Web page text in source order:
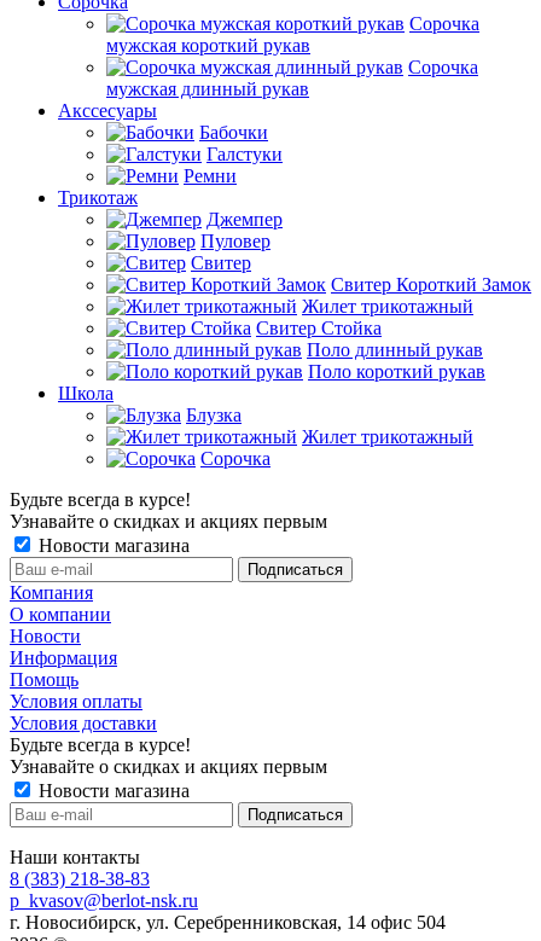
Сорочка
мужская короткий рукав
Сорочка
мужская длинный рукав
Акссесуары
Бабочки
Галстуки
Ремни
Трикотаж
Джемпер
Пуловер
Свитер
Свитер Короткий Замок
Жилет трикотажный
Свитер Стойка
Поло длинный рукав
Поло короткий рукав
Школа
Блузка
Жилет трикотажный
Сорочка
Будьте всегда в курсе!
Узнавайте о скидках и акциях первым
Новости магазина
Компания
О компании
Новости
Информация
Помощь
Условия оплаты
Условия доставки
Будьте всегда в курсе!
Узнавайте о скидках и акциях первым
Новости магазина
Наши контакты
8 (383) 218-38-83
p_kvasov@berlot-nsk.ru
г. Новосибирск, ул. Серебренниковская, 14 офис 504